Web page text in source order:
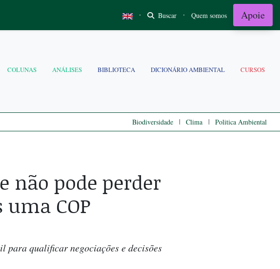
· Buscar · Quem somos Apoie
COLUNAS ANÁLISES BIBLIOTECA DICIONÁRIO AMBIENTAL CURSOS
Biodiversidade | Clima | Politica Ambiental
não pode perder
COP
para qualificar negociações e decisões